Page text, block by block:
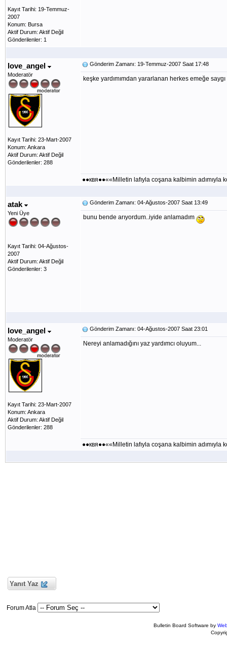
Kayıt Tarihi: 19-Temmuz-
2007
Konum: Bursa
Aktif Durum: Aktif Değil
Gönderilenler: 1
love_angel
Moderatör
Kayıt Tarihi: 23-Mart-2007
Konum: Ankara
Aktif Durum: Aktif Değil
Gönderilenler: 288
Gönderim Zamanı: 19-Temmuz-2007 Saat 17:48
keşke yardımımdan yararlanan herkes emeğe
●●квя●●««Milletin lafıyla coşana kalbimin
atak
Yeni Üye
Kayıt Tarihi: 04-Ağustos-
2007
Aktif Durum: Aktif Değil
Gönderilenler: 3
Gönderim Zamanı: 04-Ağustos-2007 Saat 13:49
bunu bende arıyordum..iyide anlamadım
love_angel
Moderatör
Kayıt Tarihi: 23-Mart-2007
Konum: Ankara
Aktif Durum: Aktif Değil
Gönderilenler: 288
Gönderim Zamanı: 04-Ağustos-2007 Saat 23:01
Nereyi anlamadığını yaz yardımcı oluyum...
●●квя●●««Milletin lafıyla coşana kalbimin
Yanıt Yaz
Forum Atla
Bulletin Board Software by